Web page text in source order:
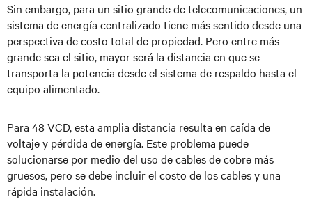
Sin embargo, para un sitio grande de telecomunicaciones, un
sistema de energía centralizado tiene más sentido desde una
perspectiva de costo total de propiedad. Pero entre más
grande sea el sitio, mayor será la distancia en que se
transporta la potencia desde el sistema de respaldo hasta el
equipo alimentado.
Para 48 VCD, esta amplia distancia resulta en caída de
voltaje y pérdida de energía. Este problema puede
solucionarse por medio del uso de cables de cobre más
gruesos, pero se debe incluir el costo de los cables y una
rápida instalación.